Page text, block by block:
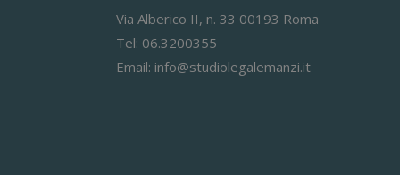
Via Alberico II, n. 33 00193 Roma
Tel: 06.3200355
Email: info@studiolegalemanzi.it